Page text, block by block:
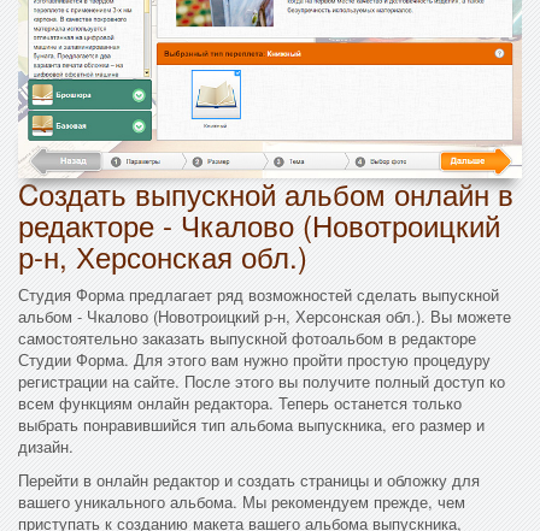
Cоздать выпускной альбом онлайн в
редакторе - Чкалово (Новотроицкий
р-н, Херсонская обл.)
Студия Форма предлагает ряд возможностей сделать выпускной
альбом - Чкалово (Новотроицкий р-н, Херсонская обл.). Вы можете
самостоятельно заказать выпускной фотоальбом в редакторе
Студии Форма. Для этого вам нужно пройти простую процедуру
регистрации на сайте. После этого вы получите полный доступ ко
всем функциям онлайн редактора. Теперь останется только
выбрать понравившийся тип альбома выпускника, его размер и
дизайн.
Перейти в онлайн редактор и создать страницы и обложку для
вашего уникального альбома. Мы рекомендуем прежде, чем
приступать к созданию макета вашего альбома выпускника,